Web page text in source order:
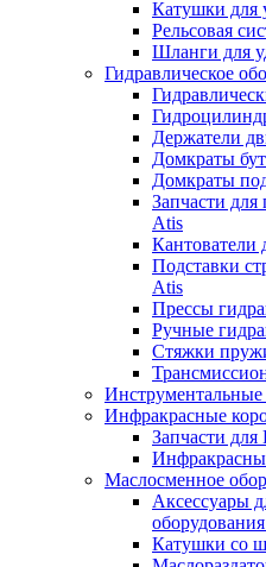
Катушки для
Рельсовая
Шланги для
Гидравлическое
Держатели
Домкраты
Домкраты
Запчасти для
Atis
Кантователи
Подставки
Atis
Прессы
Ручные
Стяжки
Инфракрасные
Запчасти
Маслосменное
Аксессуары
Катушки со